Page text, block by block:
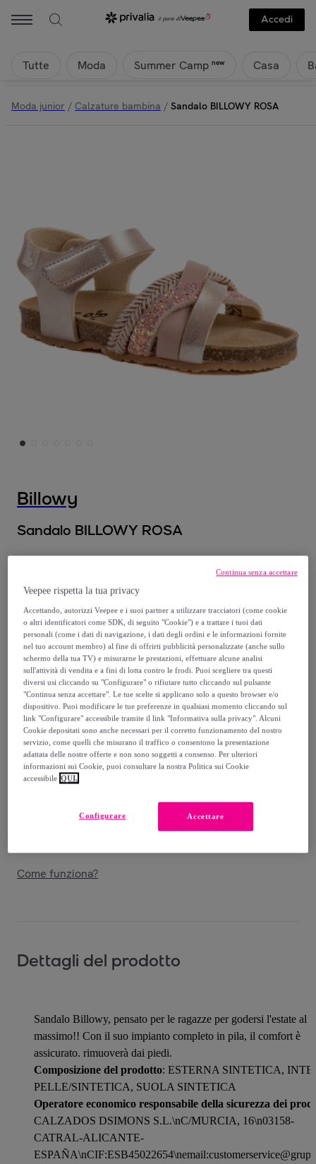
Accedi
Tutte Moda Summer Camp new Casa
Moda junior / Calzature bambina / Sandalo BILLOWY ROSA
Billowy
Sandalo BILLOWY ROSA
29,00 €
59,90 €
-51%
Guida alle taglie
Venduto daGrupo DS
Consegna
18/08
Come funziona?
Dettagli del prodotto
Sandalo Billowy, pensato per le ragazze per godersi l'estate al
massimo!! Con il suo impianto completo in pila, il comfort è
assicurato. rimuoverà dai piedi.
Composizione del prodotto: ESTERNA SINTETICA,
PELLE/SINTETICA, SUOLA SINTETICA
Operatore economico responsabile della sicurezza dei
CALZADOS DSIMONS S.L.\nC/MURCIA, 16\n03158-
CATRAL-ALICANTE-
Veepee rispetta la tua privacy
Accettando, autorizzi Veepee e i suoi partner a utilizzare tracciatori (come cookie
o altri identificatori come SDK, di seguito "Cookie") e a trattare i tuoi dati
personali (come i dati di navigazione, i dati degli ordini e le informazioni fornite
nel tuo account membro) al fine di offrirti pubblicità personalizzate (anche sullo
schermo della tua TV) e misurarne le prestazioni, effettuare alcune analisi
sull'attività di vendita e a fini di lotta contro le frodi. Puoi scegliere tra questi
diversi usi cliccando su "Configurare" o rifiutare tutto cliccando sul pulsante
"Continua senza accettare". Le tue scelte si applicano solo a questo browser e/o
dispositivo. Puoi modificare le tue preferenze in qualsiasi momento cliccando sul
link "Configurare" accessibile tramite il link "Informativa sulla privacy". Alcuni
Cookie depositati sono anche necessari per il corretto funzionamento del nostro
servizio, come quelli che misurano il traffico o consentono la presentazione
adattata delle nostre offerte e non sono soggetti a consenso. Per ulteriori
informazioni sui Cookie, puoi consultare la nostra Politica sui Cookie
accessibile QUI.
Accettare
Configurare
Continua senza accettare